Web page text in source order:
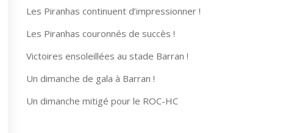
Les Piranhas continuent d’impressionner !
Les Piranhas couronnés de succès !
Victoires ensoleillées au stade Barran !
Un dimanche de gala à Barran !
Un dimanche mitigé pour le ROC-HC